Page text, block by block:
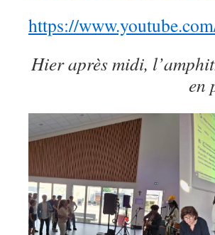
https://
Hier après midi,
en